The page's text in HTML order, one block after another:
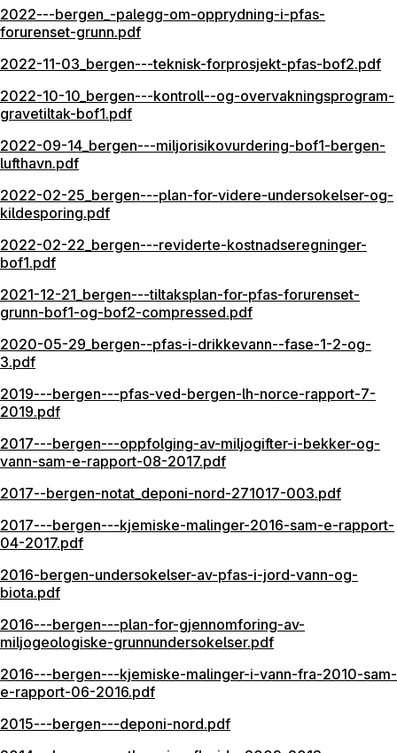
2022---bergen_-palegg-om-opprydning-i-pfas-
forurenset-grunn.pdf
2022-11-03_bergen---teknisk-forprosjekt-pfas-bof2.pdf
2022-10-10_bergen---kontroll--og-overvakningsprogram-
gravetiltak-bof1.pdf
2022-09-14_bergen---miljorisikovurdering-bof1-bergen-
lufthavn.pdf
2022-02-25_bergen---plan-for-videre-undersokelser-og-
kildesporing.pdf
2022-02-22_bergen---reviderte-kostnadseregninger-
bof1.pdf
2021-12-21_bergen---tiltaksplan-for-pfas-forurenset-
grunn-bof1-og-bof2-compressed.pdf
2020-05-29_bergen--pfas-i-drikkevann--fase-1-2-og-
3.pdf
2019---bergen---pfas-ved-bergen-lh-norce-rapport-7-
2019.pdf
2017---bergen---oppfolging-av-miljogifter-i-bekker-og-
vann-sam-e-rapport-08-2017.pdf
2017--bergen-notat_deponi-nord-271017-003.pdf
2017---bergen---kjemiske-malinger-2016-sam-e-rapport-
04-2017.pdf
2016-bergen-undersokelser-av-pfas-i-jord-vann-og-
biota.pdf
2016---bergen---plan-for-gjennomforing-av-
miljogeologiske-grunnundersokelser.pdf
2016---bergen---kjemiske-malinger-i-vann-fra-2010-sam-
e-rapport-06-2016.pdf
2015---bergen---deponi-nord.pdf